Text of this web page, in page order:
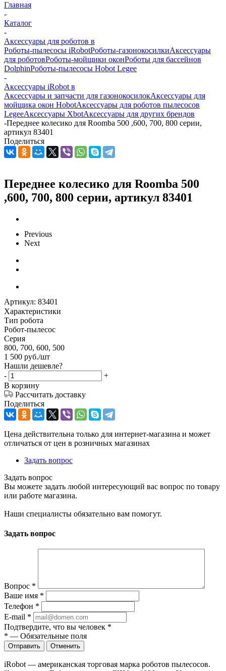
Главная
-
Каталог
-
Аксессуары для роботов в
Роботы-пылесосы iRobotРоботы-газонокосилкиАксессуары
для роботовРоботы-мойщики оконРоботы для бассейнов
DolphinРоботы-пылесосы Hobot Legee
-
Аксессуары iRobot в
Аксессуары и запчасти для газонокосилокАксессуары для
мойщика окон HobotАксессуары для роботов пылесосов
LegeeАксессуары XbotАксессуары для других брендов
-Переднее колесико для Roomba 500 ,600, 700, 800 серии,
артикул 83401
Поделиться
Переднее колесико для Roomba 500
,600, 700, 800 серии, артикул 83401
Previous
Next
Артикул: 83401
Характеристики
Тип робота
Робот-пылесос
Серия
800, 700, 600, 500
1 500 руб./шт
Нашли дешевле?
-
+
В корзину
Рассчитать доставку
Поделиться
Цена действительна только для интернет-магазина и может
отличаться от цен в розничных магазинах
Задать вопрос
Задать вопрос
Вы можете задать любой интересующий вас вопрос по товару
или работе магазина.
Наши специалисты обязательно вам помогут.
Задать вопрос
Вопрос *
Ваше имя *
Телефон *
E-mail *
Подтвердите, что вы человек *
* — Обязательные поля
Отправить Отменить
iRobot — американская торговая марка роботов пылесосов.